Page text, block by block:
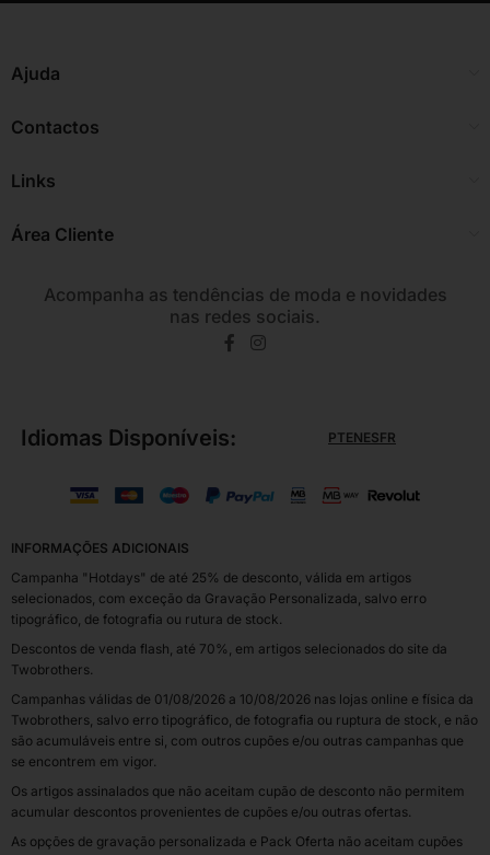
Ajuda
Contactos
Links
Área Cliente
Acompanha as tendências de moda e novidades
nas redes sociais.
Idiomas Disponíveis: PTENESFR
INFORMAÇÕES ADICIONAIS
Campanha "Hotdays" de até 25% de desconto, válida em artigos
selecionados, com exceção da Gravação Personalizada, salvo erro
tipográfico, de fotografia ou rutura de stock.
Descontos de venda flash, até 70%, em artigos selecionados do site da
Twobrothers.
Campanhas válidas de 01/08/2026 a 10/08/2026 nas lojas online e física da
Twobrothers, salvo erro tipográfico, de fotografia ou ruptura de stock, e não
são acumuláveis entre si, com outros cupões e/ou outras campanhas que
se encontrem em vigor.
Os artigos assinalados que não aceitam cupão de desconto não permitem
acumular descontos provenientes de cupões e/ou outras ofertas.
As opções de gravação personalizada e Pack Oferta não aceitam cupões